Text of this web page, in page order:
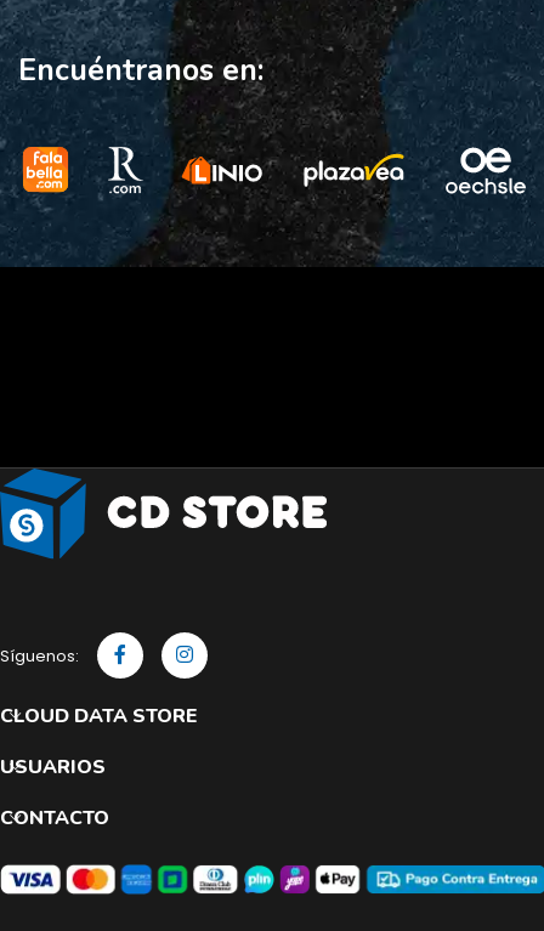
Encuéntranos en:
Síguenos:
CLOUD DATA STORE
USUARIOS
CONTACTO